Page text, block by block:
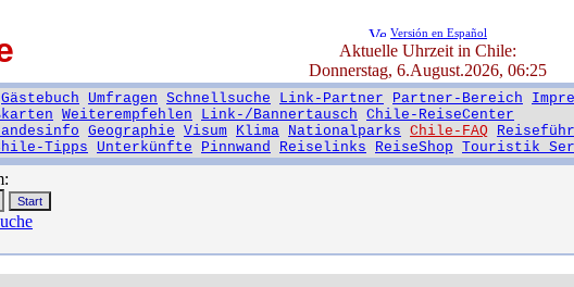
Versión en Español
Aktuelle Uhrzeit in Chile:
Donnerstag, 6.August.2026, 06:25
Gästebuch Umfragen Schnellsuche Link-Partner Partner-Bereich
Weiterempfehlen Link-/Bannertausch Chile-ReiseCenter
Geographie Visum Klima Nationalparks Chile-FAQ
Tipps Unterkünfte Pinnwand Reiselinks ReiseShop Touristik